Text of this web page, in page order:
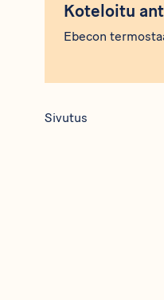
Koteloitu
Ebecon
Sivutus